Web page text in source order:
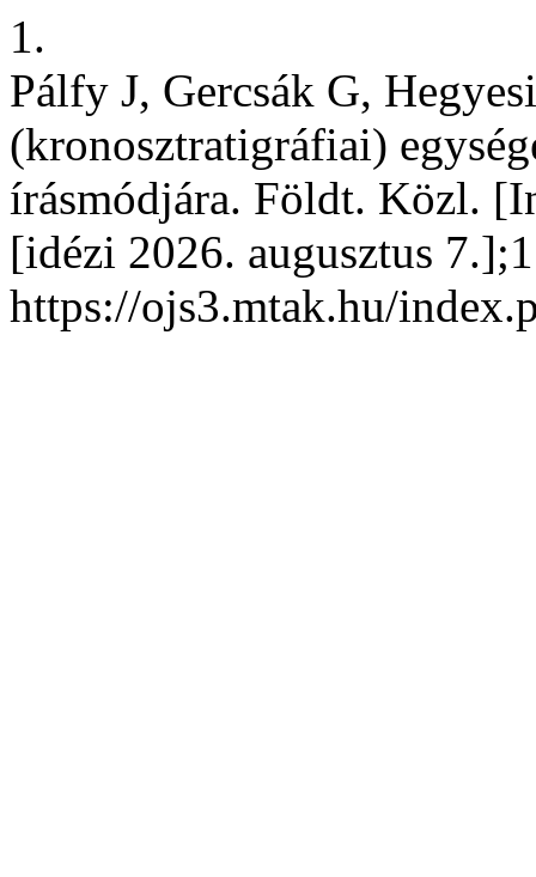
1.
Pálfy J, Gercsák G,
(kronosztratigráfiai)
írásmódjára. Földt. Közl.
[idézi 2026. augusztus
https://ojs3.mtak.hu/